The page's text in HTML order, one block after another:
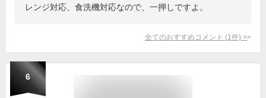
レンジ対応、食洗機対応なので、一押しですよ。
全てのおすすめコメント (1 件) >
6